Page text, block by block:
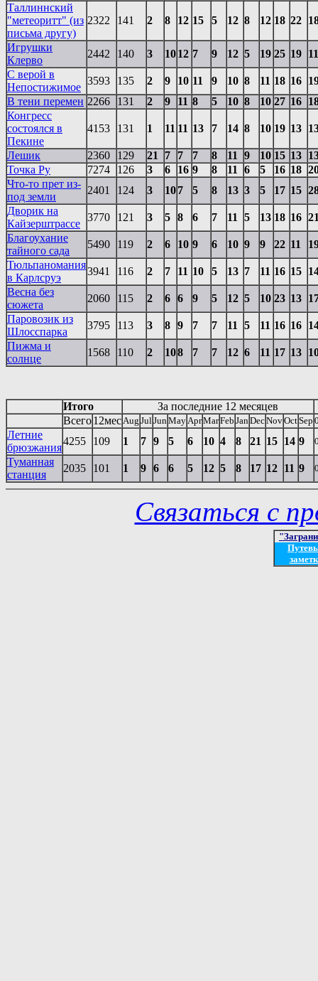
Таллиннский
"метеоритт" (из
письма другу)
2322 141 2 8 12 15 5 12 8 12 18 22
Игрушки
Клерво
2442 140 3 1012 7 9 12 5 19 25 19 11
С верой в
Непостижимое
3593 135 2 9 10 11 9 10 8 11 18 16
В тени перемен 2266 131 2 9 11 8 5 10 8 10 27 16
Конгресс
состоялся в
Пекине
4153 131 1 11 11 13 7 14 8 10 19 13
Лешик 2360 129 21 7 7 7 8 11 9 10 15 13
Точка Ру
7274 126 3 6 16 9 8 11 6 5 16 18
Что-то прет из-
под земли
2401 124 3 107 5 8 13 3 5 17 15
Дворик на
Кайзерштрассе
3770 121 3 5 8 6 7 11 5 13 18 16
Благоухание
тайного сада
5490 119 2 6 10 9 6 10 9 9 22 11
Тюльпаномания
в Карлсруэ
3941 116 2 7 11 10 5 13 7 11 16 15
Весна без
сюжета
2060 115 2 6 6 9 5 12 5 10 23 13
Паровозик из
Шлосспарка
3795 113 3 8 9 7 7 11 5 11 16 16
Пижма и
солнце
1568 110 2 108 7 7 12 6 11 17 13
Итого
За последние 12 месяцев
Всего12мес Aug Jul Jun May AprMarFeb Jan DecNovOctSep
Летние
брюзжания
4255 109 1 7 9 5 6 10 4 8 21 15 14 9
Туманная
станция
2035 101 1 9 6 6 5 12 5 8 17 12 11 9
Связаться с